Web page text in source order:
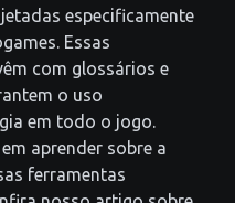
especificamente
Essas
com glossários e
o uso
em todo o jogo.
aprender sobre a
ferramentas